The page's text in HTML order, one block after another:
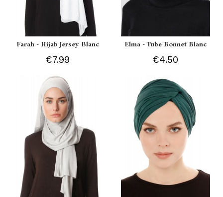
Farah - Hijab Jersey Blanc
€7.99
Elma - Tube Bonnet Blanc
€4.50